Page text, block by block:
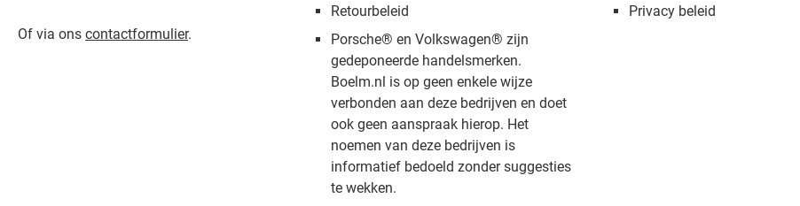
Of via ons contactformulier.
Retourbeleid
Porsche® en Volkswagen® zijn
gedeponeerde handelsmerken.
Boelm.nl is op geen enkele wijze
verbonden aan deze bedrijven en doet
ook geen aanspraak hierop. Het
noemen van deze bedrijven is
informatief bedoeld zonder suggesties
te wekken.
Privacy beleid